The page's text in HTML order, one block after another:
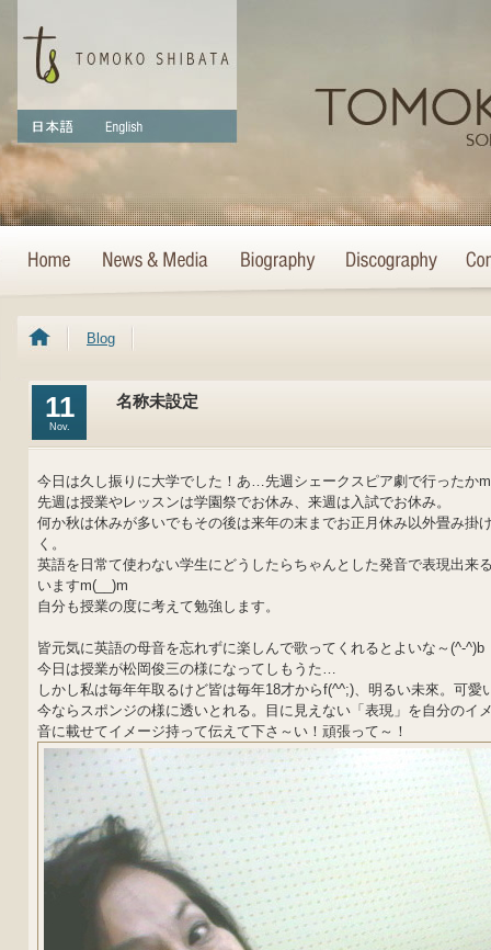
Blog
11
Nov.
名称未設定
今日は久し振りに大学でした！あ…先週シェークスピア劇で行ったか
先週は授業やレッスンは学園祭でお休み、来週は入試でお休み。
何か秋は休みが多いでもその後は来年の末までお正月休み以外畳み掛
く。
英語を日常て使わない学生にどうしたらちゃんとした発音で表現出来
いますm(__)m
自分も授業の度に考えて勉強します。
皆元気に英語の母音を忘れずに楽しんで歌ってくれるとよいな～(^-^)b
今日は授業が松岡俊三の様になってしもうた…
しかし私は毎年年取るけど皆は毎年18才からf(^^;)、明るい未來。可愛
今ならスポンジの様に透いとれる。目に見えない「表現」を自分のイ
音に載せてイメージ持って伝えて下さ～い！頑張って～！